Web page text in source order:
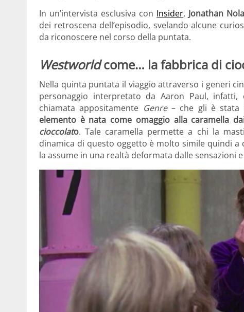
In un’intervista esclusiva con Insider, Jonathan
dei retroscena dell’episodio, svelando alcune
da riconoscere nel corso della puntata.
Westworldcome… la fabbrica di
Nella quinta puntata il viaggio attraverso i generi
personaggio interpretato da Aaron Paul,
chiamata appositamente Genre– che gli è stata
elemento è nata come omaggio alla caramella
cioccolato. Tale caramella permette a chi la
dinamica di questo oggetto è molto simile quindi a
la assume in una realtà deformata dalle sensazioni